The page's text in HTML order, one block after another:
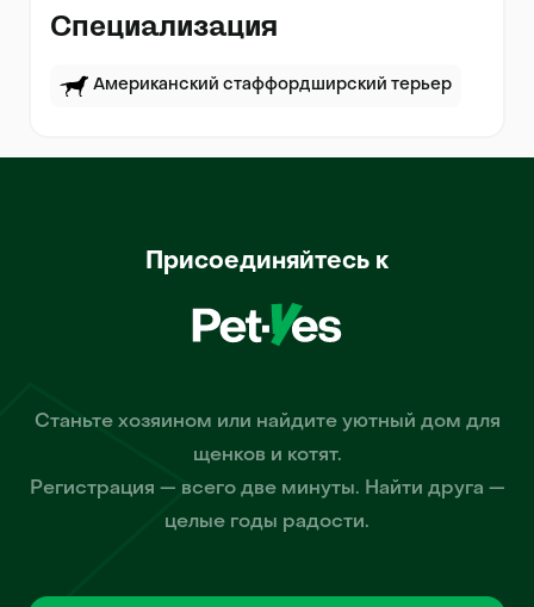
Специализация
Американский стаффордширский терьер
Присоединяйтесь к
Станьте хозяином или найдите уютный дом для
щенков и котят.
Регистрация — всего две минуты. Найти друга —
целые годы радости.